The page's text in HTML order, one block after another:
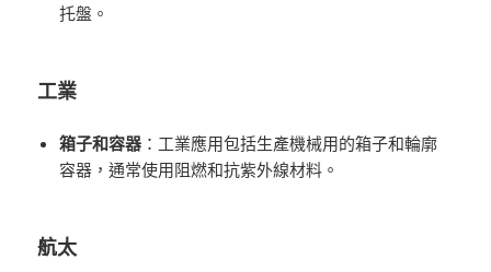
托盤。
工業
箱子和容器 ：工業應用包括生產機械用的箱子和輪廓
容器，通常使用阻燃和抗紫外線材料。
航太